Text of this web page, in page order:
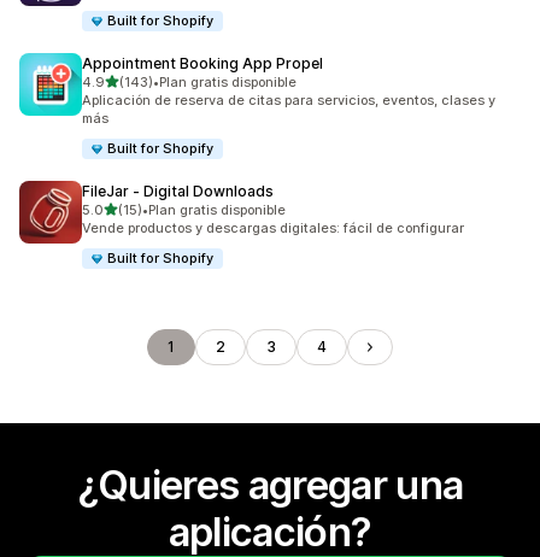
Built for Shopify
Appointment Booking App Propel
4.9de 5 estrellas
(143)
143 reseñas en total
•Plan gratis disponible
Aplicación de reserva de citas para servicios, eventos, clases y
más
Built for Shopify
FileJar ‑ Digital Downloads
5.0de 5 estrellas
(15)
15 reseñas en total
•Plan gratis disponible
Vende productos y descargas digitales: fácil de configurar
Built for Shopify
1 2 3 4
¿Quieres agregar una
aplicación?